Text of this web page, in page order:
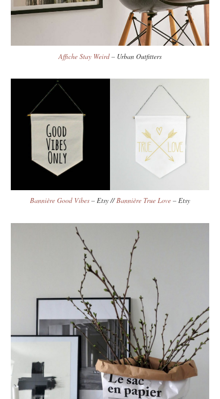
Affiche Stay Weird– Urban Outfitters
Bannière Good Vibes – Etsy //Bannière True Love – Etsy